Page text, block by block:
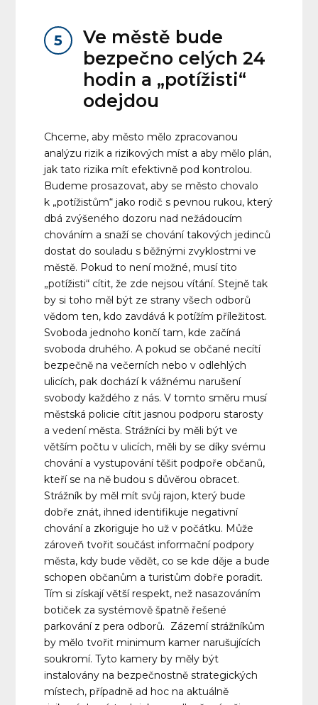
5
Ve městě bude
bezpečno celých 24
hodin a „potížisti“
odejdou
Chceme, aby město mělo zpracovanou
analýzu rizik a rizikových míst a aby mělo plán,
jak tato rizika mít efektivně pod kontrolou.
Budeme prosazovat, aby se město chovalo
k „potížistům“ jako rodič s pevnou rukou, který
dbá zvýšeného dozoru nad nežádoucím
chováním a snaží se chování takových jedinců
dostat do souladu s běžnými zvyklostmi ve
městě. Pokud to není možné, musí tito
„potížisti“ cítit, že zde nejsou vítání. Stejně tak
by si toho měl být ze strany všech odborů
vědom ten, kdo zavdává k potížím příležitost.
Svoboda jednoho končí tam, kde začíná
svoboda druhého. A pokud se občané necítí
bezpečně na večerních nebo v odlehlých
ulicích, pak dochází k vážnému narušení
svobody každého z nás. V tomto směru musí
městská policie cítit jasnou podporu starosty
a vedení města. Strážníci by měli být ve
větším počtu v ulicích, měli by se díky svému
chování a vystupování těšit podpoře občanů,
kteří se na ně budou s důvěrou obracet.
Strážník by měl mít svůj rajon, který bude
dobře znát, ihned identifikuje negativní
chování a zkoriguje ho už v počátku. Může
zároveň tvořit součást informační podpory
města, kdy bude vědět, co se kde děje a bude
schopen občanům a turistům dobře poradit.
Tím si získají větší respekt, než nasazováním
botiček za systémově špatně řešené
parkování z pera odborů. Zázemí strážníkům
by mělo tvořit minimum kamer narušujících
soukromí. Tyto kamery by měly být
instalovány na bezpečnostně strategických
místech, případně ad hoc na aktuálně